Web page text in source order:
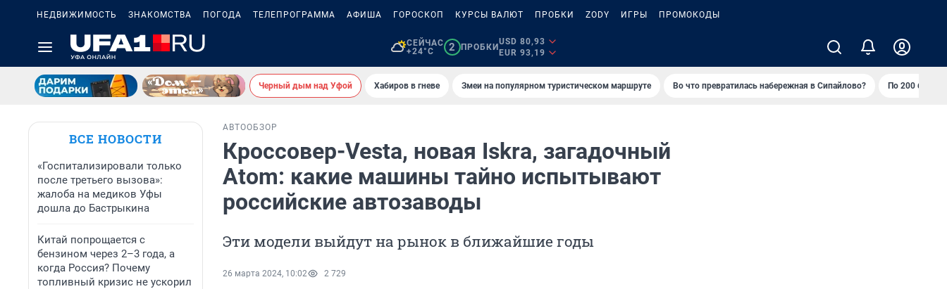
НЕДВИЖИМОСТЬ ЗНАКОМСТВА ПОГОДА ТЕЛЕПРОГРАММА АФИША ГОРОСКОП КУРСЫ ВАЛЮТ ПРОБКИ ZODY ИГРЫ ПРОМОКОДЫ
СЕЙЧАС
+24°C
2 ПРОБКИ
USD 80,93
EUR 93,19
Черный дым над Уфой Хабиров в гневе Змеи на популярном туристическом маршруте Во что превратилась набережная в Сипайлово? По 200
ВСЕ НОВОСТИ
«Госпитализировали только
после третьего вызова»:
жалоба на медиков Уфы
дошла до Бастрыкина
Китай попрощается с
бензином через 2–3 года, а
когда Россия? Почему
топливный кризис не ускорил
АВТООБЗОР
Кроссовер-Vesta, новая Iskra, загадочный
Atom: какие машины тайно испытывают
российские автозаводы
Эти модели выйдут на рынок в ближайшие годы
26 марта 2024, 10:02 2 729